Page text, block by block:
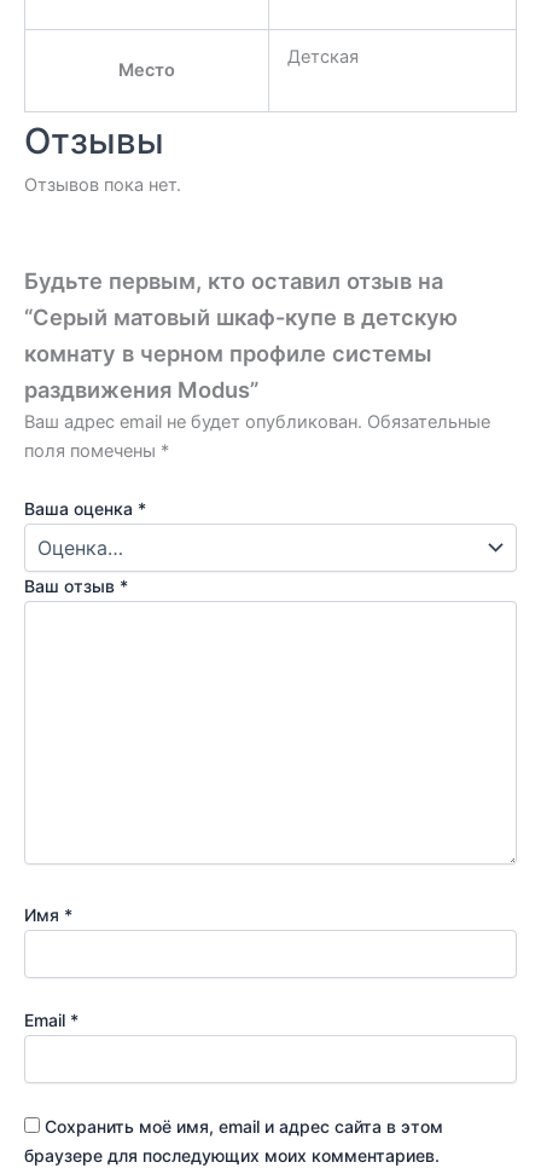
Место
Детская
Отзывы
Отзывов пока нет.
Будьте первым, кто оставил отзыв на
“Серый матовый шкаф-купе в детскую
комнату в черном профиле системы
раздвижения Modus”
Ваш адрес email не будет опубликован. Обязательные
поля помечены *
Ваша оценка *
Ваш отзыв *
Имя *
Email *
Сохранить моё имя, email и адрес сайта в этом
браузере для последующих моих комментариев.